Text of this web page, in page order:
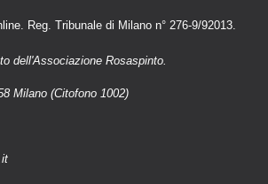
Reg. Tribunale di Milano n° 276-9/92013.
dell'Associazione Rosaspinto.
Milano (Citofono 1002)